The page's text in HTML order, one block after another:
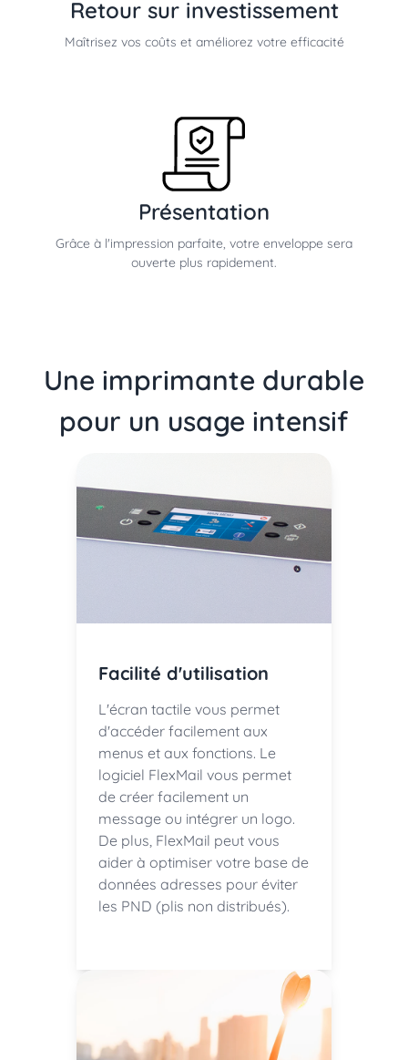
Retour sur investissement
Maîtrisez vos coûts et améliorez votre efficacité
Présentation
Grâce à l'impression parfaite, votre enveloppe sera
ouverte plus rapidement.
Une imprimante durable
pour un usage intensif
Facilité d'utilisation
L'écran tactile vous permet
d'accéder facilement aux
menus et aux fonctions. Le
logiciel FlexMail vous permet
de créer facilement un
message ou intégrer un logo.
De plus, FlexMail peut vous
aider à optimiser votre base de
données adresses pour éviter
les PND (plis non distribués).